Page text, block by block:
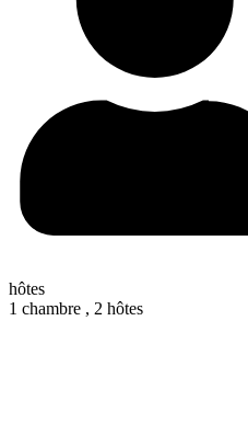
hôtes
1 chambre , 2 hôtes